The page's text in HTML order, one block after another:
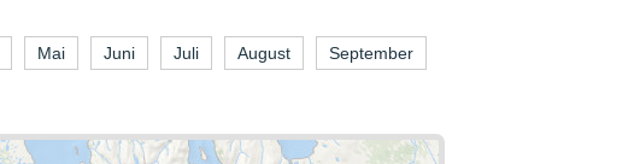
Mai Juni Juli August September